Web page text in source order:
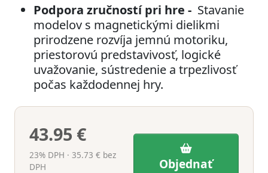
Podpora zručností pri hre - Stavanie
modelov s magnetickými dielikmi
prirodzene rozvíja jemnú motoriku,
priestorovú predstavivosť, logické
uvažovanie, sústredenie a trpezlivosť
počas každodennej hry.
43.95 €
23% DPH · 35.73 € bez
DPH
Objednať